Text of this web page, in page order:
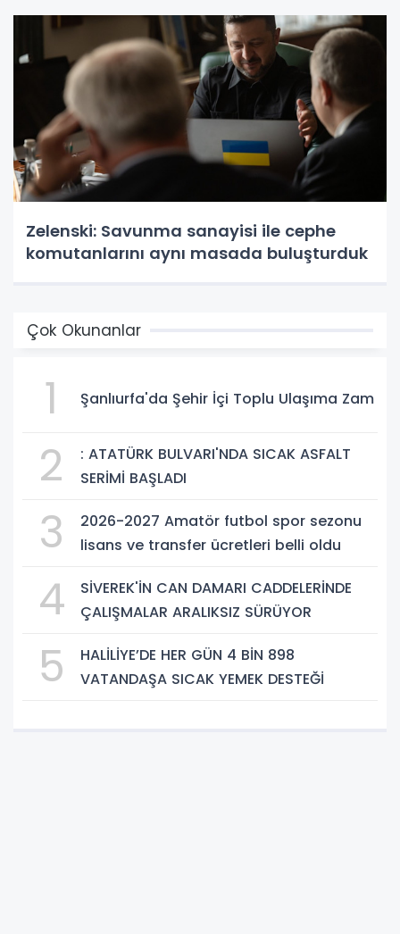
Zelenski: Savunma sanayisi ile cephe
komutanlarını aynı masada buluşturduk
Çok Okunanlar
1 Şanlıurfa'da Şehir İçi Toplu Ulaşıma Zam
2
: ATATÜRK BULVARI'NDA SICAK ASFALT
SERİMİ BAŞLADI
3
2026-2027 Amatör futbol spor sezonu
lisans ve transfer ücretleri belli oldu
4
SİVEREK'İN CAN DAMARI CADDELERİNDE
ÇALIŞMALAR ARALIKSIZ SÜRÜYOR
5
HALİLİYE’DE HER GÜN 4 BİN 898
VATANDAŞA SICAK YEMEK DESTEĞİ